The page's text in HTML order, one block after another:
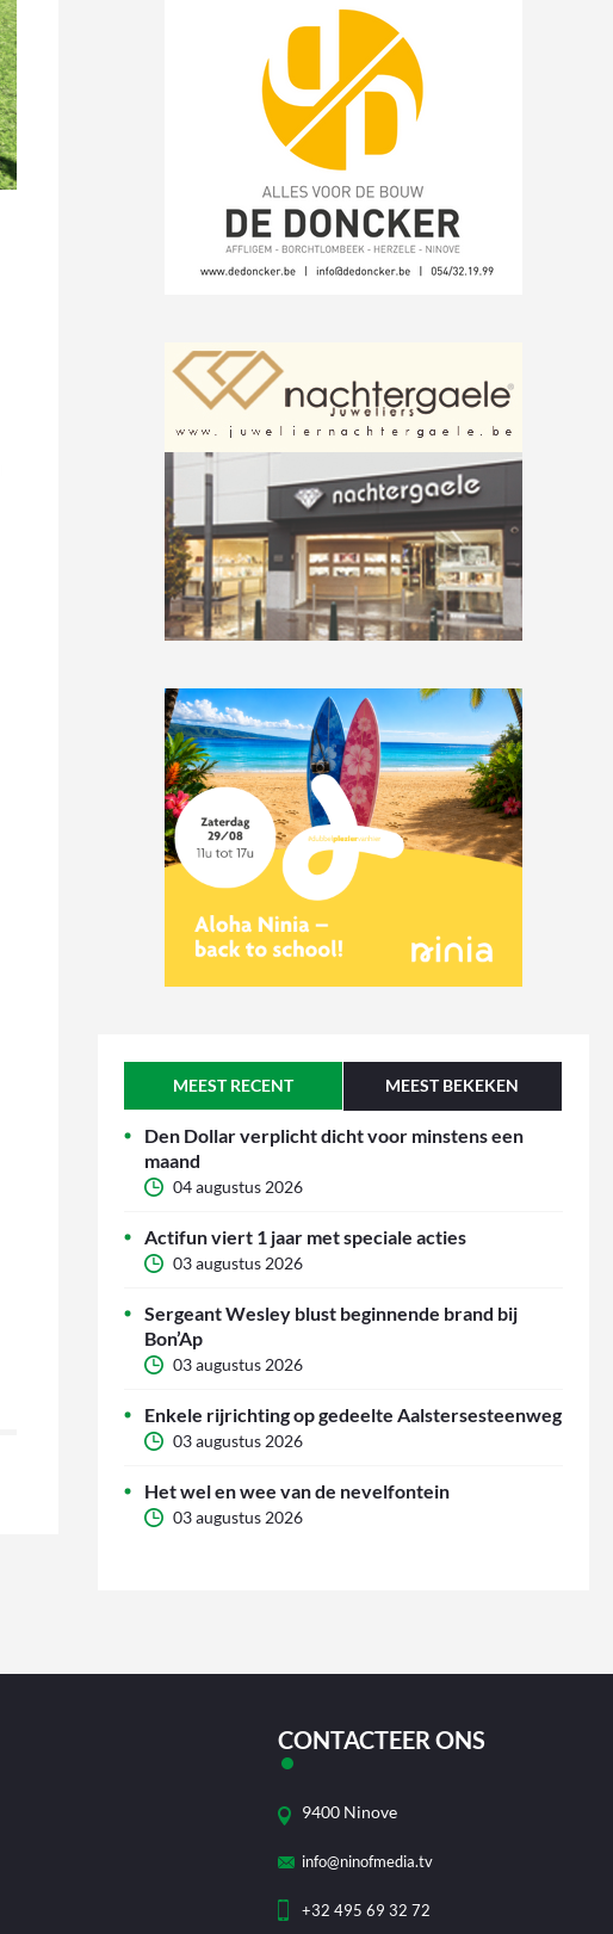
MEEST RECENT MEEST BEKEKEN
Den Dollar verplicht dicht voor minstens een
maand
04 augustus 2026
Actifun viert 1 jaar met speciale acties
03 augustus 2026
Sergeant Wesley blust beginnende brand bij
Bon’Ap
03 augustus 2026
Enkele rijrichting op gedeelte Aalstersesteenweg
03 augustus 2026
Het wel en wee van de nevelfontein
03 augustus 2026
CONTACTEER ONS
9400 Ninove
info@ninofmedia.tv
+32 495 69 32 72